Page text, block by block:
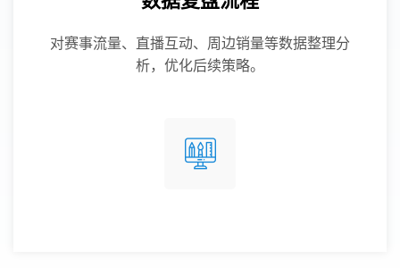
对赛事流量、直播互动、周边销量等数据整理分
析，优化后续策略。